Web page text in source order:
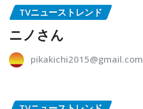
TVニューストレンド
ニノさん
pikakichi2015@gmail.com